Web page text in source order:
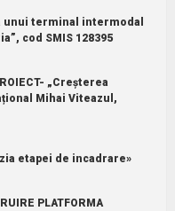
unui terminal intermodal
cod SMIS 128395
„Creșterea
Mihai Viteazul,
etapei de incadrare»
PLATFORMA